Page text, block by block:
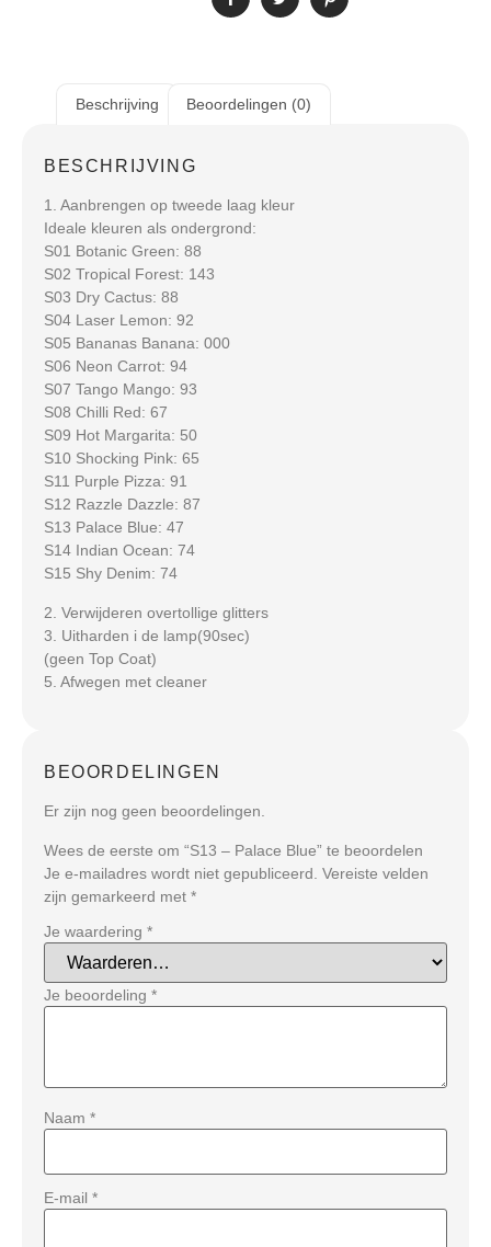
Beschrijving Beoordelingen (0)
BESCHRIJVING
1. Aanbrengen op tweede laag kleur
Ideale kleuren als ondergrond:
S01 Botanic Green: 88
S02 Tropical Forest: 143
S03 Dry Cactus: 88
S04 Laser Lemon: 92
S05 Bananas Banana: 000
S06 Neon Carrot: 94
S07 Tango Mango: 93
S08 Chilli Red: 67
S09 Hot Margarita: 50
S10 Shocking Pink: 65
S11 Purple Pizza: 91
S12 Razzle Dazzle: 87
S13 Palace Blue: 47
S14 Indian Ocean: 74
S15 Shy Denim: 74
2. Verwijderen overtollige glitters
3. Uitharden i de lamp(90sec)
(geen Top Coat)
5. Afwegen met cleaner
BEOORDELINGEN
Er zijn nog geen beoordelingen.
Wees de eerste om “S13 – Palace Blue” te beoordelen
Je e-mailadres wordt niet gepubliceerd. Vereiste velden
zijn gemarkeerd met *
Je waardering *
Je beoordeling *
Naam *
E-mail *